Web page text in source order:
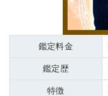
鑑定料金
鑑定歴
特徴